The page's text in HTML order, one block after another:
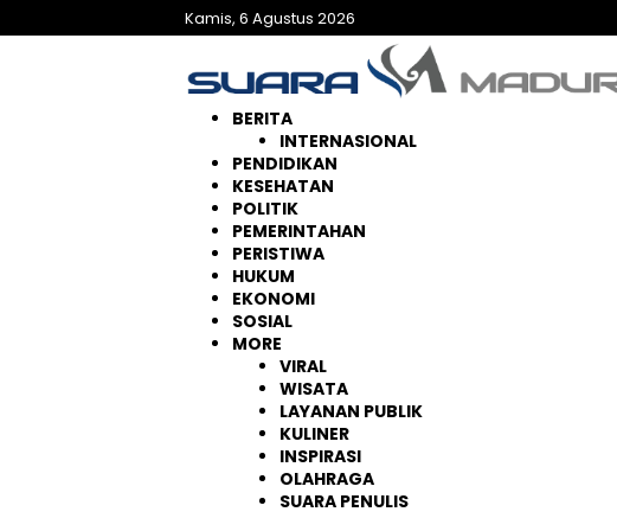
ke
Kamis, 6 Agustus 2026
BERITA
INTERNASIONAL
PENDIDIKAN
KESEHATAN
POLITIK
PEMERINTAHAN
PERISTIWA
HUKUM
EKONOMI
SOSIAL
MORE
VIRAL
WISATA
LAYANAN PUBLIK
KULINER
INSPIRASI
OLAHRAGA
SUARA PENULIS